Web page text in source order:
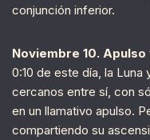
conjunción inferior.
Noviembre 10.
0:10 de este día, la
cercanos entre sí, con
en un llamativo apulso.
compartiendo su